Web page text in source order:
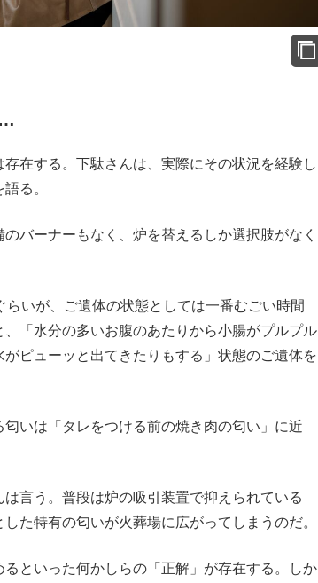
…
在する。下駄さんは、実際にその状況を経験し
る。
バーナーもなく、炉を替えるしか選択肢がなく
いが、ご遺体の状態としては一番むごい時間
「水分の多いお腹のあたりから小腸がプルプル
ピューッと出てきたりもする」状態のご遺体を
いは「タレをつける前の焼き肉の匂い」に近
言う。普段は炉の吸引装置で抑えられている
た特有の匂いが火葬場に広がってしまうのだ。
といった何かしらの「正解」が存在する。しか